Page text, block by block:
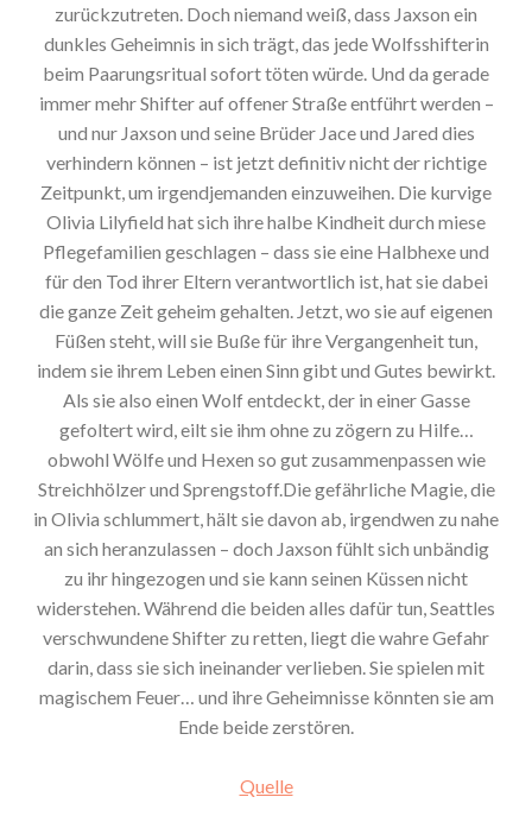
zurückzutreten. Doch niemand weiß, dass Jaxson ein
dunkles Geheimnis in sich trägt, das jede Wolfsshifterin
beim Paarungsritual sofort töten würde. Und da gerade
immer mehr Shifter auf offener Straße entführt werden –
und nur Jaxson und seine Brüder Jace und Jared dies
verhindern können – ist jetzt definitiv nicht der richtige
Zeitpunkt, um irgendjemanden einzuweihen. Die kurvige
Olivia Lilyfield hat sich ihre halbe Kindheit durch miese
Pflegefamilien geschlagen – dass sie eine Halbhexe und
für den Tod ihrer Eltern verantwortlich ist, hat sie dabei
die ganze Zeit geheim gehalten. Jetzt, wo sie auf eigenen
Füßen steht, will sie Buße für ihre Vergangenheit tun,
indem sie ihrem Leben einen Sinn gibt und Gutes bewirkt.
Als sie also einen Wolf entdeckt, der in einer Gasse
gefoltert wird, eilt sie ihm ohne zu zögern zu Hilfe…
obwohl Wölfe und Hexen so gut zusammenpassen wie
Streichhölzer und Sprengstoff.Die gefährliche Magie, die
in Olivia schlummert, hält sie davon ab, irgendwen zu nahe
an sich heranzulassen – doch Jaxson fühlt sich unbändig
zu ihr hingezogen und sie kann seinen Küssen nicht
widerstehen. Während die beiden alles dafür tun, Seattles
verschwundene Shifter zu retten, liegt die wahre Gefahr
darin, dass sie sich ineinander verlieben. Sie spielen mit
magischem Feuer… und ihre Geheimnisse könnten sie am
Ende beide zerstören.
Quelle